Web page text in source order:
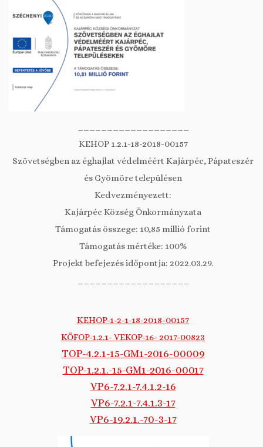
KEHOP 1.2.1-18-2018-00157
Szövetségben az éghajlat védelméért Kajárpéc, Pápateszér
és Gyömöre településen
Kedvezményezett:
Kajárpéc Község Önkormányzata
Támogatás összege: 10,85 millió forint
Támogatás mértéke: 100%
Projekt befejezés időpontja: 2022.03.29.
KEHOP-1-2-1-18-2018-00157
KÖFOP-1.2.1- VEKOP-16- 2017-00823
TOP-4.2.1-15-GM1-2016-00009
TOP-1.2.1.-15-GM1-2016-00017
VP6-7.2.1-7.4.1.2-16
VP6-7.2.1-7.4.1.3-17
VP6-19.2.1.-70-3-17